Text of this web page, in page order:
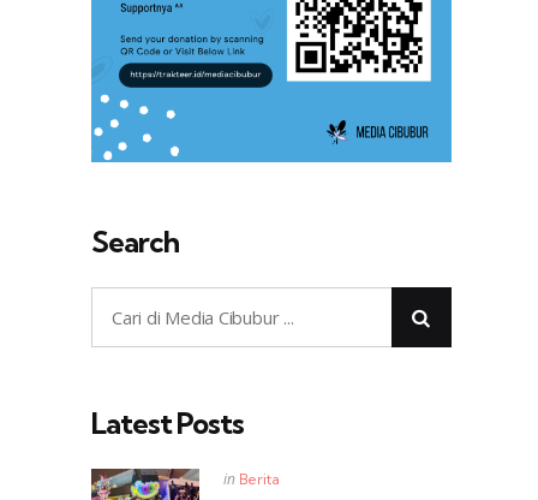
Search
Latest Posts
Posted
in Berita